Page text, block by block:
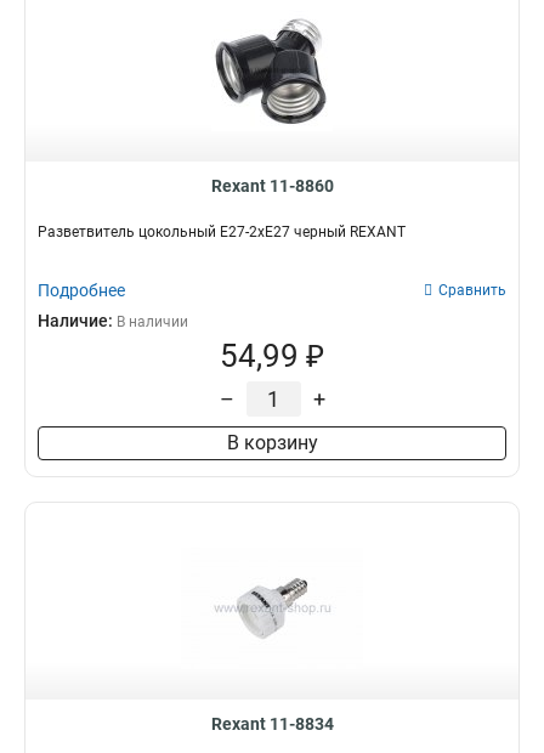
Rexant 11-8860
Разветвитель цокольный Е27-2хЕ27 черный REXANT
Подробнее Сравнить
Наличие: В наличии
54,99 ₽
– +
В корзину
Rexant 11-8834